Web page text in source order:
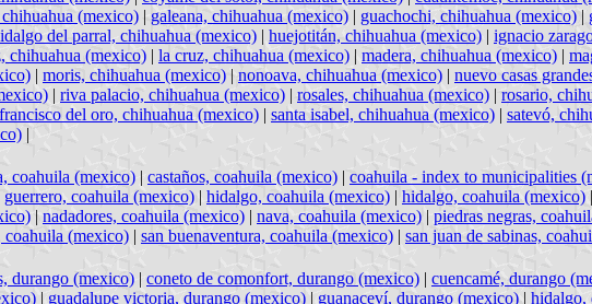
(mexico) | galeana, chihuahua (mexico) | guachochi, chihuahua (mexico) |
del parral, chihuahua (mexico) | huejotitán, chihuahua (mexico) | ignacio
chihuahua (mexico) | la cruz, chihuahua (mexico) | madera, chihuahua (mexico) |
| moris, chihuahua (mexico) | nonoava, chihuahua (mexico) | nuevo casas
| riva palacio, chihuahua (mexico) | rosales, chihuahua (mexico) | rosario,
del oro, chihuahua (mexico) | santa isabel, chihuahua (mexico) | satevó,
|
coahuila (mexico) | castaños, coahuila (mexico) | coahuila - index to municipalities
guerrero, coahuila (mexico) | hidalgo, coahuila (mexico) | hidalgo, coahuila (mexico) |
| nadadores, coahuila (mexico) | nava, coahuila (mexico) | piedras negras,
coahuila (mexico) | san buenaventura, coahuila (mexico) | san juan de sabinas,
durango (mexico) | coneto de comonfort, durango (mexico) | cuencamé, durango
| guadalupe victoria, durango (mexico) | guanaceví, durango (mexico) | hidalgo,